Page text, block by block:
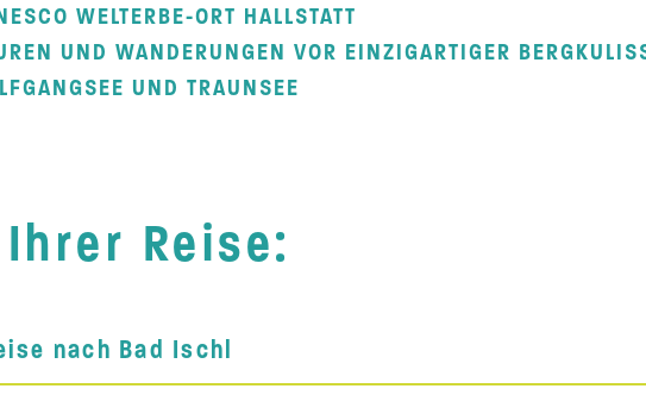
WELTERBE-ORT HALLSTATT
UND WANDERUNGEN VOR EINZIGARTIGER
UND TRAUNSEE
Reise:
nach Bad Ischl